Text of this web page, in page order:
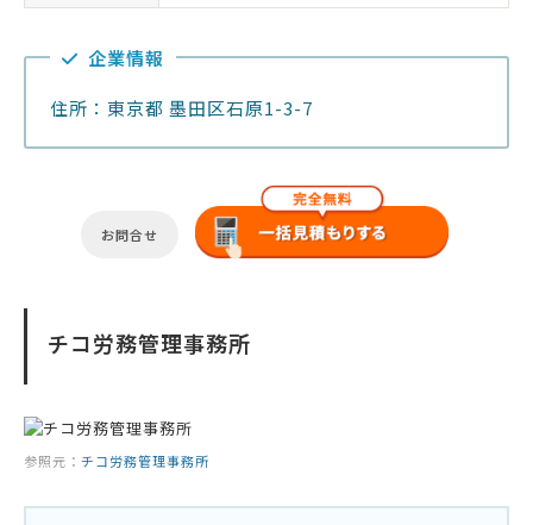
企業情報
住所：東京都 墨田区石原1-3-7
お問合せ
チコ労務管理事務所
参照元： チコ労務管理事務所